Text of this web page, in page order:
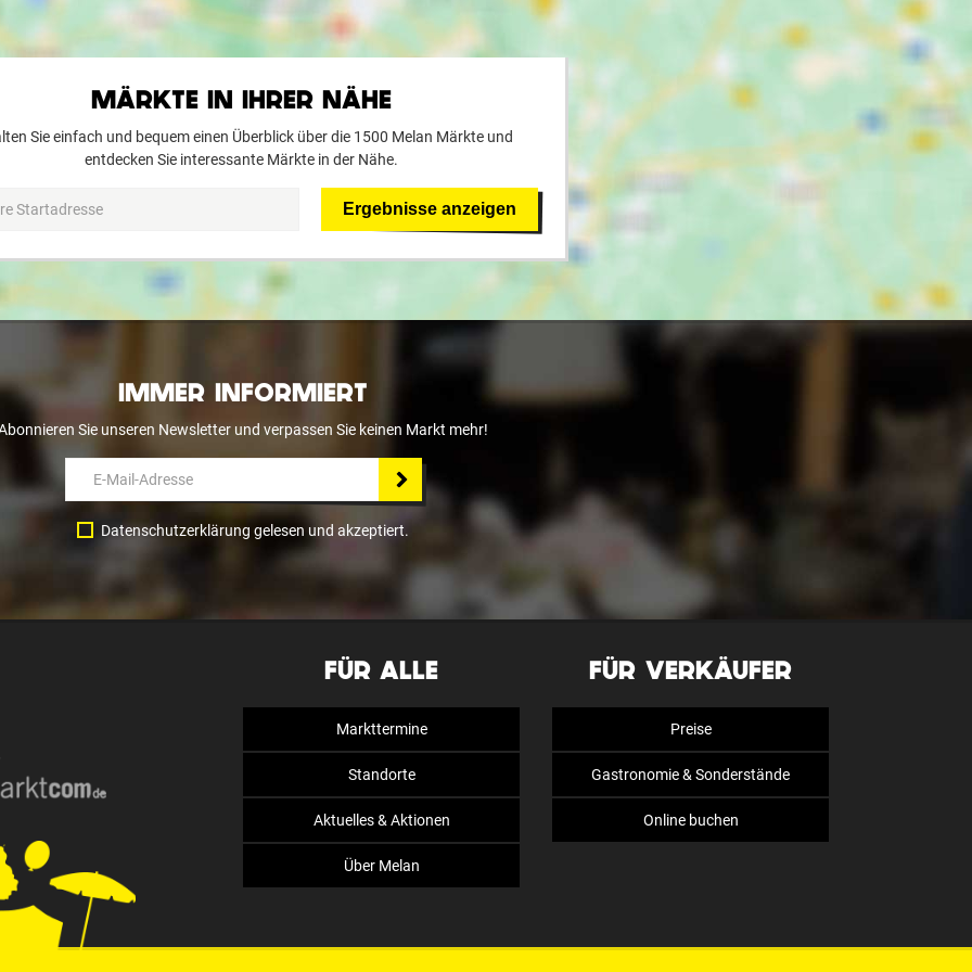
MÄRKTE IN IHRER NÄHE
Sie einfach und bequem einen Überblick über die 1500 Melan Märkte und
entdecken Sie interessante Märkte in der Nähe.
Ergebnisse anzeigen
IMMER INFORMIERT
Sie unseren Newsletter und verpassen Sie keinen Markt mehr!
Datenschutzerklärung gelesen und akzeptiert.
FÜR ALLE
Markttermine
Standorte
Aktuelles & Aktionen
Über Melan
FÜR VERKÄUFER
Preise
Gastronomie & Sonderstände
Online buchen